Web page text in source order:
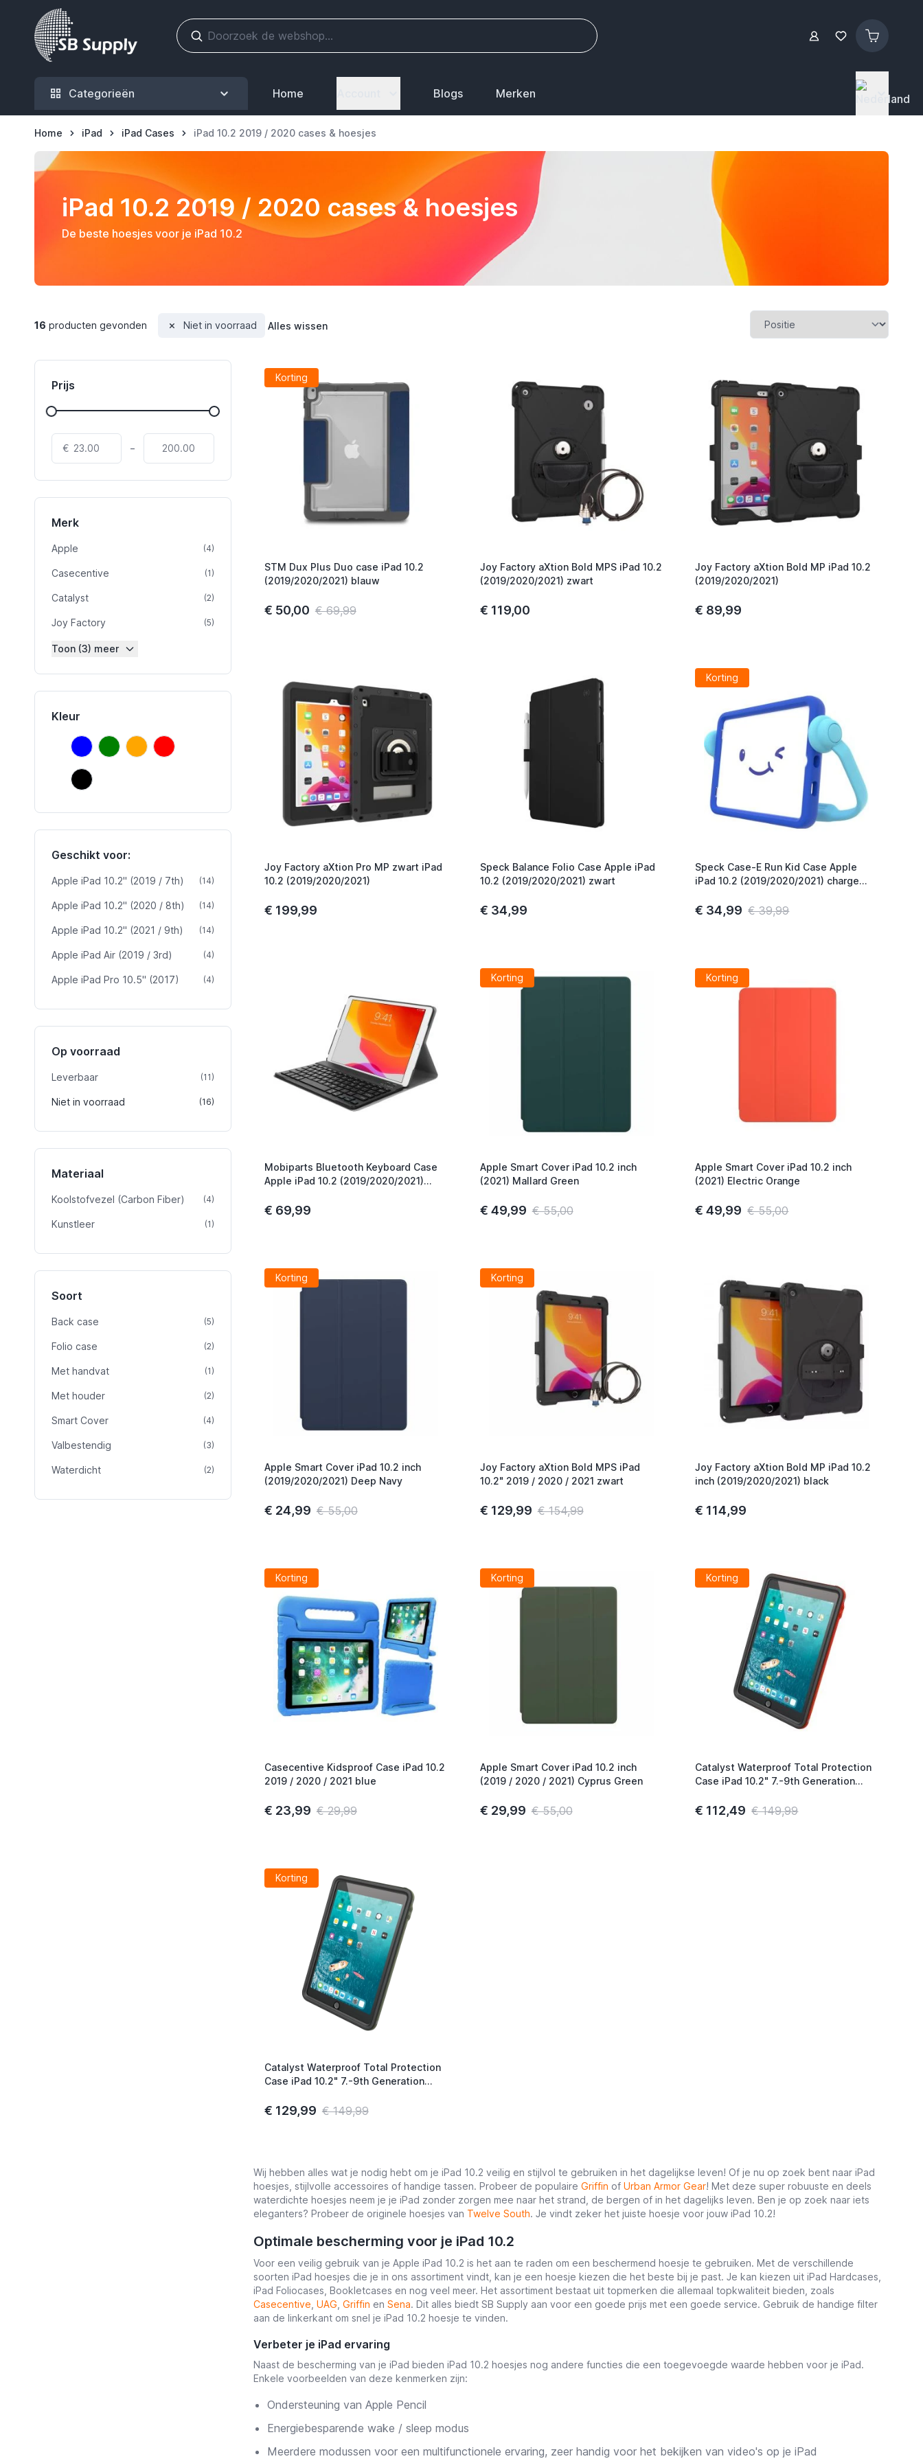
Ga naar de inhoud
Categorieën Home Blogs Merken
Home iPad iPad Cases iPad 10.2 2019 / 2020 cases & hoesjes
iPad 10.2 2019 / 2020 cases & hoesjes
De beste hoesjes voor je iPad 10.2
16 producten gevonden Niet in voorraad Alles wissen
Prijs
€ -
Merk
Apple (4)product
Casecentive (1)product
Catalyst (2)product
Joy Factory (5)product
Toon (3) meer
Kleur
Blauw
BlauwGroen
GroenOranje
OranjeRood
Rood
Zwart
Zwart
Geschikt voor:
Apple iPad 10.2" (2019 / 7th) (14)product
Apple iPad 10.2" (2020 / 8th) (14)product
Apple iPad 10.2" (2021 / 9th) (14)product
Apple iPad Air (2019 / 3rd) (4)product
Apple iPad Pro 10.5" (2017) (4)product
Op voorraad
Leverbaar (11)product
Niet in voorraad (16)product
Materiaal
Koolstofvezel (Carbon Fiber) (4)product
Kunstleer (1)product
Soort
Back case (5)product
Folio case (2)product
Met handvat (1)product
Met houder (2)product
Smart Cover (4)product
Valbestendig (3)product
Waterdicht (2)product
Korting
STM Dux Plus Duo case iPad 10.2
(2019/2020/2021) blauw
€ 50,00 € 69,99
Joy Factory aXtion Bold MPS iPad 10.2
(2019/2020/2021) zwart
€ 119,00
Joy Factory aXtion Bold MP iPad 10.2
(2019/2020/2021)
€ 89,99
Joy Factory aXtion Pro MP zwart iPad
10.2 (2019/2020/2021)
€ 199,99
Speck Balance Folio Case Apple iPad
10.2 (2019/2020/2021) zwart
€ 34,99
Korting
Speck Case-E Run Kid Case Apple
iPad 10.2 (2019/2020/2021) charge
€ 34,99 € 39,99
Mobiparts Bluetooth Keyboard Case
Apple iPad 10.2 (2019/2020/2021)
€ 69,99
Korting
Apple Smart Cover iPad 10.2 inch
(2021) Mallard Green
€ 49,99 € 55,00
Korting
Apple Smart Cover iPad 10.2 inch
(2021) Electric Orange
€ 49,99 € 55,00
Korting
Apple Smart Cover iPad 10.2 inch
(2019/2020/2021) Deep Navy
€ 24,99 € 55,00
Korting
Joy Factory aXtion Bold MPS iPad
10.2" 2019 / 2020 / 2021 zwart
€ 129,99 € 154,99
Joy Factory aXtion Bold MP iPad 10.2
inch (2019/2020/2021) black
€ 114,99
Korting
Casecentive Kidsproof Case iPad 10.2
2019 / 2020 / 2021 blue
€ 23,99 € 29,99
Korting
Apple Smart Cover iPad 10.2 inch
(2019 / 2020 / 2021) Cyprus Green
€ 29,99 € 55,00
Korting
Catalyst Waterproof Total Protection
Case iPad 10.2" 7.-9th Generation
€ 112,49 € 149,99
Korting
Catalyst Waterproof Total Protection
Case iPad 10.2" 7.-9th Generation
€ 129,99 € 149,99
Wij hebben alles wat je nodig hebt om je iPad 10.2 veilig en stijlvol te gebruiken in het dagelijkse leven! Of je nu op zoek bent naar iPad
hoesjes, stijlvolle accessoires of handige tassen. Probeer de populaire Griffin of Urban Armor Gear! Met deze super robuuste en deels
waterdichte hoesjes neem je je iPad zonder zorgen mee naar het strand, de bergen of in het dagelijks leven. Ben je op zoek naar iets
eleganters? Probeer de originele hoesjes van Twelve South. Je vindt zeker het juiste hoesje voor jouw iPad 10.2!
Optimale bescherming voor je iPad 10.2
Voor een veilig gebruik van je Apple iPad 10.2 is het aan te raden om een beschermend hoesje te gebruiken. Met de verschillende
soorten iPad hoesjes die je in ons assortiment vindt, kan je een hoesje kiezen die het beste bij je past. Je kan kiezen uit iPad Hardcases,
iPad Foliocases, Bookletcases en nog veel meer. Het assortiment bestaat uit topmerken die allemaal topkwaliteit bieden, zoals
Casecentive, UAG, Griffin en Sena. Dit alles biedt SB Supply aan voor een goede prijs met een goede service. Gebruik de handige filter
aan de linkerkant om snel je iPad 10.2 hoesje te vinden.
Verbeter je iPad ervaring
Naast de bescherming van je iPad bieden iPad 10.2 hoesjes nog andere functies die een toegevoegde waarde hebben voor je iPad.
Enkele voorbeelden van deze kenmerken zijn:
Ondersteuning van Apple Pencil
Energiebesparende wake / sleep modus
Meerdere modussen voor een multifunctionele ervaring, zeer handig voor het bekijken van video's op je iPad